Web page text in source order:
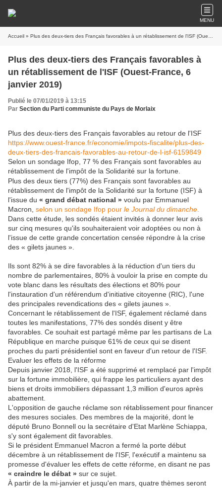
MENU
Accueil » Plus des deux-tiers des Français favorables à un rétablissement de l'ISF (Ouest-France, 6 janvier 2019)
Plus des deux-tiers des Français favorables à
un rétablissement de l'ISF (Ouest-France, 6
janvier 2019)
Publié le 07/01/2019 à 13:15
Par Section du Parti communiste du Pays de Morlaix
Plus des deux-tiers des Français favorables au retour de l'ISF
https://www.ouest-france.fr/economie/impots-fiscalite/plus-des-
deux-tiers-des-francais-favorables-au-retour-de-l-isf-6159849
Selon un sondage Ifop, 77 % des Français sont favorables au
rétablissement de l'impôt de la Solidarité sur la fortune.
Plus des deux tiers (77%) des Français sont favorables au
rétablissement de l'impôt de la Solidarité sur la fortune (ISF) à
l'issue du « grand débat national » voulu par Emmanuel
Macron, selon un sondage Ifop pour le Journal du dimanche
Dans cette étude, les sondés étaient invités à donner leur avis
sur cinq mesures qu'ils souhaiteraient voir adoptées ou non à
l'issue de cette grande concertation censée répondre à la crise
des « gilets jaunes ».
Ils sont 82% à se dire favorables à la réduction d'un tiers du
nombre de parlementaires, 80% à vouloir la prise en compte du
vote blanc dans les résultats des élections et 80% pour
l'instauration d'un référendum d'initiative citoyenne (RIC), l'une
des principales revendications des « gilets jaunes ».
Concernant le rétablissement de l'ISF, également réclamé dans
toutes les manifestations, 77% des sondés disent y être
favorables. Ce souhait est partagé même par les partisans de La
République en marche puisque 61% de ceux qui se disent
proches du parti présidentiel sont en faveur d'un retour de l'ISF.
Evaluer les effets de la réforme
Depuis janvier 2018, l'ISF a été supprimé et remplacé par l'impôt
sur la fortune immobilière, qui frappe les particuliers ayant des
biens et droits immobiliers dépassant 1,3 million d'euros après
abattement.
L'opposition de gauche réclame son rétablissement pour financer
des mesures sociales. Des membres de la majorité, dont le
député Bruno Bonnell ou la secrétaire d'Etat Marlène Schiappa,
s'y sont également dit favorables.
Si le président Emmanuel Macron a fermé la porte début
décembre à un rétablissement de l'ISF, l'exécutif a maintenu sa
promesse d'évaluer les effets de cette réforme, en disant ne pas
« craindre le débat » sur ce sujet.
À partir de la mi-janvier et jusqu'en mars, quatre thèmes seront